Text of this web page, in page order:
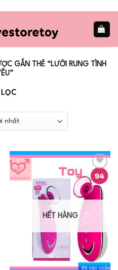
GẮN THẺ “LƯỠI RUNG TÌNH
LỌC
Add to
wishlist
HẾT HÀNG